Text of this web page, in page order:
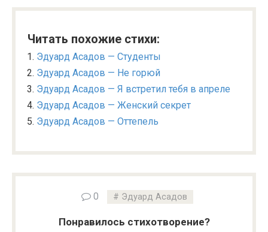
Читать похожие стихи:
Эдуард Асадов — Студенты
Эдуард Асадов — Не горюй
Эдуард Асадов — Я встретил тебя в апреле
Эдуард Асадов — Женский секрет
Эдуард Асадов — Оттепель
0 Эдуард Асадов
Понравилось стихотворение?